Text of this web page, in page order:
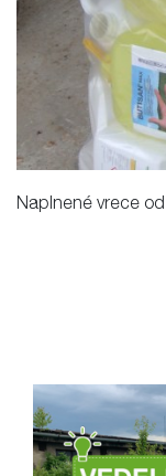
Naplnené vrece